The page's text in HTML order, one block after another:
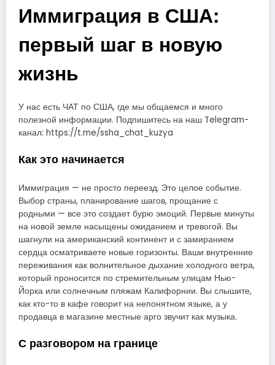
Иммиграция в США:
первый шаг в новую
жизнь
У нас есть ЧАТ по США, где мы общаемся и много
полезной информации. Подпишитесь на наш Telegram-
канал: https://t.me/ssha_chat_kuzya
Как это начинается
Иммиграция — не просто переезд. Это целое событие.
Выбор страны, планирование шагов, прощание с
родными — все это создает бурю эмоций. Первые минуты
на новой земле насыщены ожиданием и тревогой. Вы
шагнули на американский континент и с замиранием
сердца осматриваете новые горизонты. Ваши внутренние
переживания как волнительное дыхание холодного ветра,
который проносится по стремительным улицам Нью-
Йорка или солнечным пляжам Калифорнии. Вы слышите,
как кто-то в кафе говорит на непонятном языке, а у
продавца в магазине местные арго звучит как музыка.
С разговором на границе